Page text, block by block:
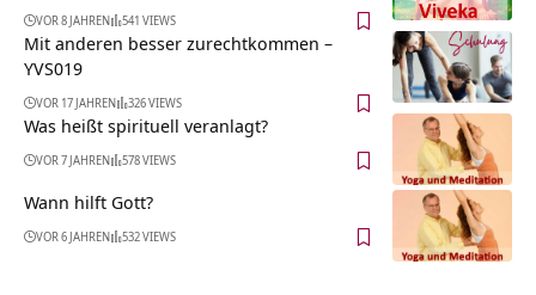
VOR 8 JAHREN 541 VIEWS
Mit anderen besser zurechtkommen –
YVS019
VOR 17 JAHREN 326 VIEWS
Was heißt spirituell veranlagt?
VOR 7 JAHREN 578 VIEWS
Wann hilft Gott?
VOR 6 JAHREN 532 VIEWS